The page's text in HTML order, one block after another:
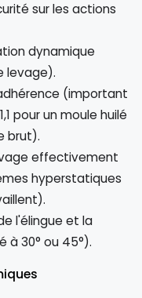
sur les actions
dynamique
levage).
(important
pour un moule huilé
brut).
effectivement
hyperstatiques
l'élingue et la
à 30° ou 45°).